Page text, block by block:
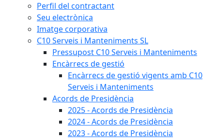
Perfil del contractant
Seu electrònica
Imatge corporativa
C10 Serveis i Manteniments SL
Pressupost C10 Serveis i Manteniments
Encàrrecs de gestió
Encàrrecs de gestió vigents amb C10
Serveis i Manteniments
Acords de Presidència
2025 - Acords de Presidència
2024 - Acords de Presidència
2023 - Acords de Presidència